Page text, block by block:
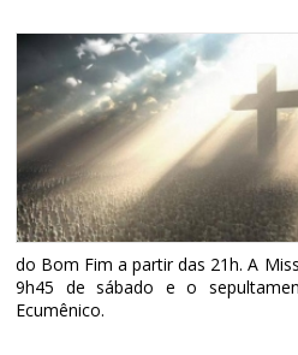
do Bom Fim a partir das 21h. A
9h45 de sábado e o
Ecumênico.